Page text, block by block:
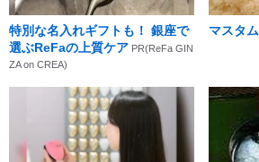
特別な名入れギフトも！ 銀座で
選ぶReFaの上質ケア PR(ReFa GIN
ZA on CREA)
マスタム